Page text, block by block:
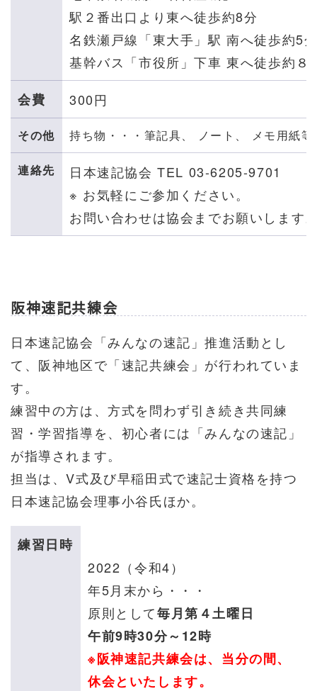
駅２番出口より東へ徒歩約8分
名鉄瀬戸線「東大手」駅 南へ徒歩約5
基幹バス「市役所」下車 東へ徒歩約
会費 300円
その他 持ち物・・・筆記具、 ノート、 メモ用紙等
連絡先
日本速記協会 TEL 03-6205-9701
※ お気軽にご参加ください。
お問い合わせは協会までお願いします
阪神速記共練会
日本速記協会「みんなの速記」推進活動とし
て、阪神地区で「速記共練会」が行われていま
す。
練習中の方は、方式を問わず引き続き共同練
習・学習指導を、初心者には「みんなの速記」
が指導されます。
担当は、V式及び早稲田式で速記士資格を持つ
日本速記協会理事小谷氏ほか。
練習日時
2022（令和4）
年5月末から・・・
原則として毎月第４土曜日
午前9時30分～12時
※阪神速記共練会は、当分の間、
休会といたします。